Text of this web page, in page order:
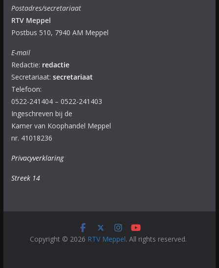
Postadres/secretariaat
RTV Meppel
Postbus 510, 7940 AM Meppel
E-mail
Redactie: redactie
Secretariaat: secretariaat
Telefoon:
0522-241404 – 0522-241403
Ingeschreven bij de
Kamer van Koophandel Meppel
nr. 41018236
Privacyverklaring
Streek 14
Copyright © 2026 RTV Meppel. All rights reserved.